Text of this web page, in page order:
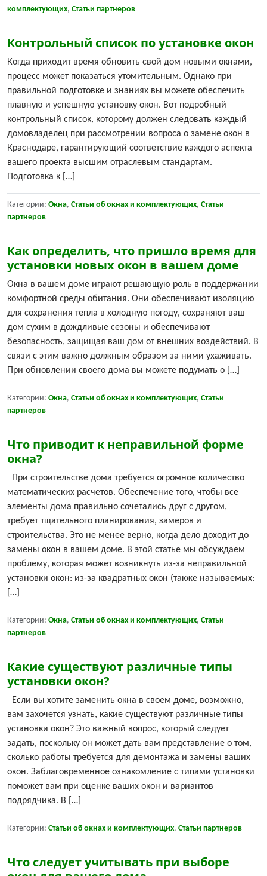
комплектующих, Статьи партнеров
Контрольный список по установке окон
Когда приходит время обновить свой дом новыми окнами,
процесс может показаться утомительным. Однако при
правильной подготовке и знаниях вы можете обеспечить
плавную и успешную установку окон. Вот подробный
контрольный список, которому должен следовать каждый
домовладелец при рассмотрении вопроса о замене окон в
Краснодаре, гарантирующий соответствие каждого аспекта
вашего проекта высшим отраслевым стандартам.
Подготовка к […]
Категории: Окна, Статьи об окнах и комплектующих, Статьи
партнеров
Как определить, что пришло время для
установки новых окон в вашем доме
Окна в вашем доме играют решающую роль в поддержании
комфортной среды обитания. Они обеспечивают изоляцию
для сохранения тепла в холодную погоду, сохраняют ваш
дом сухим в дождливые сезоны и обеспечивают
безопасность, защищая ваш дом от внешних воздействий. В
связи с этим важно должным образом за ними ухаживать.
При обновлении своего дома вы можете подумать о […]
Категории: Окна, Статьи об окнах и комплектующих, Статьи
партнеров
Что приводит к неправильной форме
окна?
При строительстве дома требуется огромное количество
математических расчетов. Обеспечение того, чтобы все
элементы дома правильно сочетались друг с другом,
требует тщательного планирования, замеров и
строительства. Это не менее верно, когда дело доходит до
замены окон в вашем доме. В этой статье мы обсуждаем
проблему, которая может возникнуть из-за неправильной
установки окон: из-за квадратных окон (также называемых:
[…]
Категории: Окна, Статьи об окнах и комплектующих, Статьи
партнеров
Какие существуют различные типы
установки окон?
Если вы хотите заменить окна в своем доме, возможно,
вам захочется узнать, какие существуют различные типы
установки окон? Это важный вопрос, который следует
задать, поскольку он может дать вам представление о том,
сколько работы требуется для демонтажа и замены ваших
окон. Заблаговременное ознакомление с типами установки
поможет вам при оценке ваших окон и вариантов
подрядчика. В […]
Категории: Статьи об окнах и комплектующих, Статьи партнеров
Что следует учитывать при выборе